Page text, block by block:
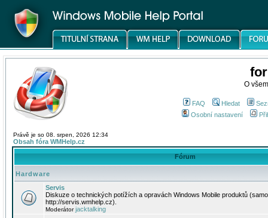
O
FAQ Hledat
Osobní nastavení
Právě je so 08. srpen, 2026 12:34
Obsah fóra WMHelp.cz
Fórum
Hardware
Servis
Diskuze o technických potížích a opravách Windows Mobile produktů
http://servis.wmhelp.cz).
Moderátorjacktalking